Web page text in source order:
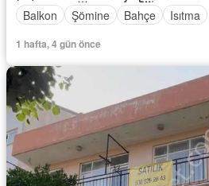
Balkon
Şömine Bahçe Isıtma
1 hafta, 4 gün önce